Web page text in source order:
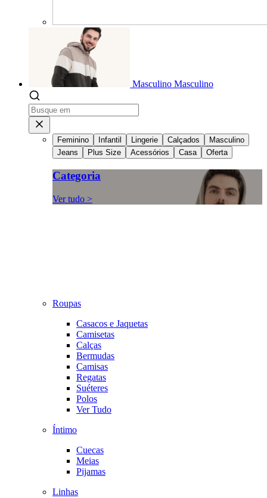
Masculino Masculino
Feminino Infantil Lingerie Calçados
Masculino
Jeans
Plus Size Acessórios Casa Oferta
Categoria
Ver tudo >
Roupas
Casacos e Jaquetas
Camisetas
Calças
Bermudas
Camisas
Regatas
Suéteres
Polos
Ver Tudo
Íntimo
Cuecas
Meias
Pijamas
Linhas